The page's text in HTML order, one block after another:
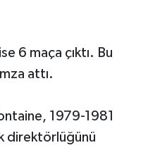
6 maça çıktı. Bu
attı.
1979-1981
direktörlüğünü